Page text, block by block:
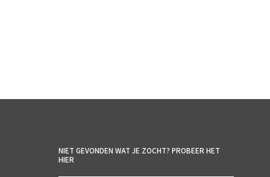
NIET GEVONDEN WAT JE ZOCHT? PROBEER HET
HIER